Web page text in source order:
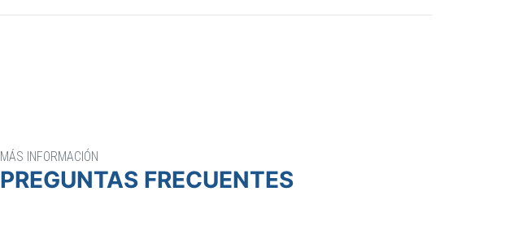
MÁS INFORMACIÓN
PREGUNTAS FRECUENTES